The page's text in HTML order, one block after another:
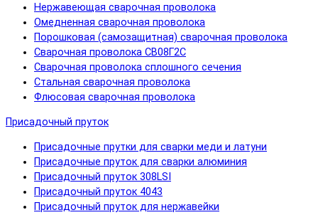
Нержавеющая сварочная проволока
Омедненная сварочная проволока
Порошковая (самозащитная) сварочная проволока
Сварочная проволока СВ08Г2С
Сварочная проволока сплошного сечения
Стальная сварочная проволока
Флюсовая сварочная проволока
Присадочный пруток
Присадочные прутки для сварки меди и латуни
Присадочные пруток для сварки алюминия
Присадочный пруток 308LSI
Присадочный пруток 4043
Присадочный пруток для нержавейки